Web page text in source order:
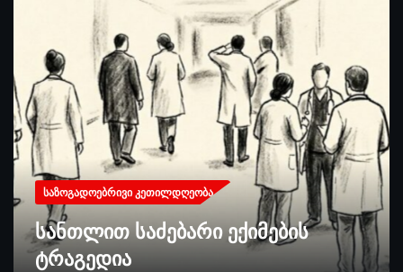
ᲡᲐᲖᲝᲒᲐᲓᲝᲔᲑᲠᲘᲕᲘ ᲙᲔᲗᲘᲚᲓᲦᲔᲝᲑᲐ
სანთლით საძებარი ექიმების
ტრაგედია